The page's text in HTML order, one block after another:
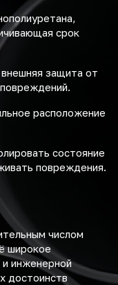
срок
защита от
расположение
состояние
повреждения.
числом
широкое
инженерной
достоинств